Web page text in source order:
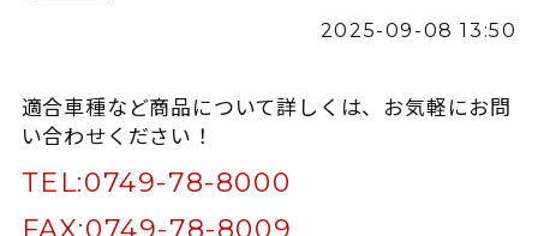
2025-09-08 13:50
適合車種など商品について詳しくは、お気軽にお問
い合わせください！
TEL:0749-78-8000
FAX:0749-78-8009